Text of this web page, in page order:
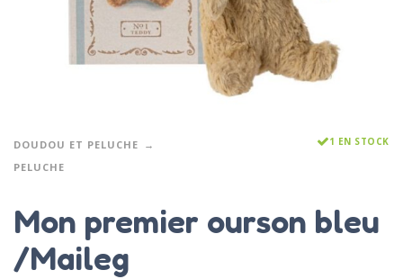
DOUDOU ET PELUCHE
PELUCHE
1 EN STOCK
Mon premier ourson bleu
/Maileg